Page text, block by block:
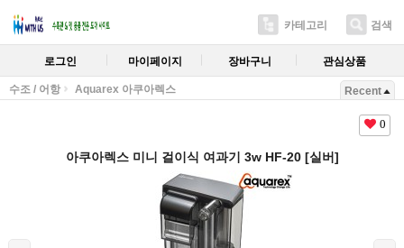
카테고리 검색
로그인 마이페이지 장바구니 관심상품
수조 / 어항 Aquarex 아쿠아렉스 Recent
0
아쿠아렉스 미니 걸이식 여과기 3w HF-20 [실버]